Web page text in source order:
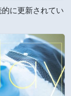
に更新されてい